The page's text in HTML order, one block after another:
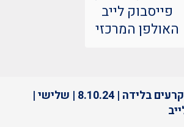
פייסבוק לייב
האולפן המרכזי
האולפן המרכזי | קרעים בלידה | 8.10.24 | שלישי |